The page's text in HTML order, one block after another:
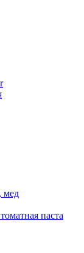
мед
паста